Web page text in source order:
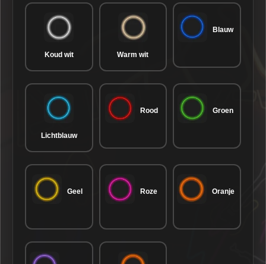
Koud wit Warm wit
Blauw
Lichtblauw
Rood Groen
Geel Roze Oranje